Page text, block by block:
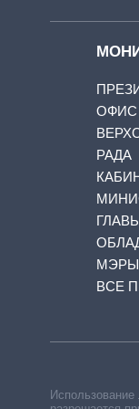
ОФИС
РАДА
ГЛАВЫ
МЭРЫ
ВСЕ